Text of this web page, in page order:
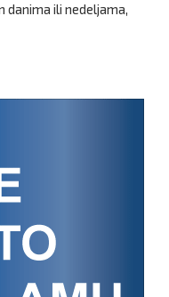
danima ili nedeljama,